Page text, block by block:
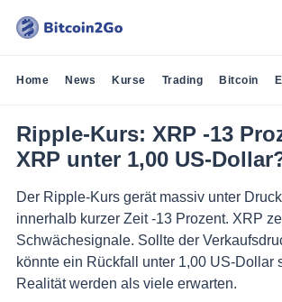
Home News Kurse Trading Bitcoin
Ripple-Kurs: XRP -13
XRP unter 1,00 US-
Der Ripple-Kurs gerät massiv unter
innerhalb kurzer Zeit -13 Prozent. XRP
Schwächesignale. Sollte der
könnte ein Rückfall unter 1,00 US-Dollar
Realität werden als viele erwarten.